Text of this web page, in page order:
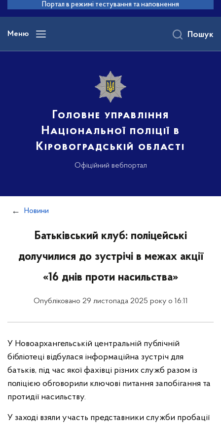
основного
вмісту
Портал в режимі тестування та наповнення
Меню
Головне управління
Національної поліції в
Кіровоградській області
Офіційний вебпортал
Пошук
Новини
Батьківський клуб: поліцейські
долучилися до зустрічі в межах акції
«16 днів проти насильства»
Опубліковано 29 листопада 2025 року о 16:11
У Новоархангельській центральній публічній
бібліотеці відбулася інформаційна зустріч для
батьків, під час якої фахівці різних служб разом із
поліцією обговорили ключові питання запобігання та
протидії насильству.
У заході взяли участь представники служби пробації